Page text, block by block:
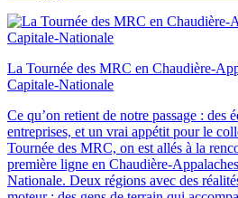
La Tournée des MRC en
Capitale‑Nationale
Ce qu’on retient de notre passage : des
entreprises, et un vrai appétit pour le
Tournée des MRC, on est allés à la
première ligne en Chaudière-
Nationale. Deux régions avec des